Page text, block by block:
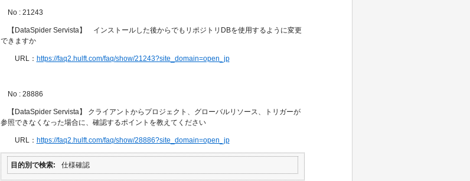
No : 21243
【DataSpider Servista】 インストールした後からでもリポジトリDBを使用するように変更
できますか
URL： https://faq2.hulft.com/faq/show/21243?site_domain=open_jp
No : 28886
【DataSpider Servista】 クライアントからプロジェクト、グローバルリソース、トリガーが
参照できなくなった場合に、確認するポイントを教えてください
URL： https://faq2.hulft.com/faq/show/28886?site_domain=open_jp
目的別で検索 仕様確認